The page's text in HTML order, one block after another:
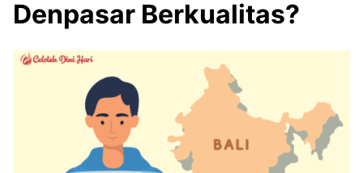
Denpasar Berkualitas?